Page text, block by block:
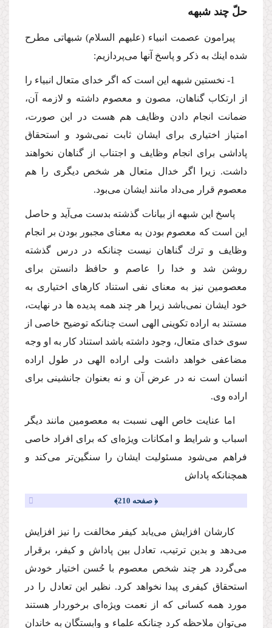
حلّ چند شبهه
پیرامون عصمت انبیاء (علیهم السلام) شبهاتى مطرح
شده اینك به ذكر و پاسخ آنها مى‌پردازیم:
1- نخستین شبهه این است كه اگر خداى متعال انبیاء را
از ارتكاب گناهان، مصون و معصوم داشته و لازمه آن،
ضمانت انجام دادن وظایف هم هست در این صورت،
امتیاز اختیارى براى ایشان ثابت نمى‌شود و استحقاق
پاداشى براى انجام وظایف و اجتناب از گناهان نخواهند
داشت. زیرا اگر خدال متعال هر شخص دیگرى را هم
معصوم قرار مى‌داد مانند ایشان مى‌بود.
پاسخ این شبهه از بیانات گذشته بدست مى‌آید و حاصل
این است كه معصوم بودن به معناى مجبور بودن بر انجام
وظایف و ترك گناهان نیست چنانكه در درس گذشته
روشن شد و خدا را عاصم و حافظ دانستن براى
معصومین نیز به معناى نفى استناد كارهاى اختیارى به
خود ایشان نمى‌باشد زیرا هر چند همه پدیده ها در نهایت،
مستند به اراده تكوینى الهى است چنانكه توضیح خاصى از
سوى خداى متعال، وجود داشته باشد استناد كار به او وجه
مضاعفى خواهد داشت ولى اراده الهى در طول اراده
انسان است نه در عرض آن و نه بعنوان جانشینى براى
اراده وى.
اما عنایت خاص الهى نسبت به معصومین مانند دیگر
اسباب و شرایط و امكانات ویژه‌اى كه براى افراد خاصى
فراهم مى‌شود مسئولیت ایشان را سنگین‌تر مى‌كند و
همچنانكه پاداش
﴿ صفحه 210﴾
كارشان افزایش مى‌یابد كیفر مخالفت را نیز افزایش
مى‌دهد و بدین ترتیب، تعادل بین پاداش و كیفر، برقرار
مى‌گردد هر چند شخص معصوم با حُسن اختیار خودش
استحقاق كیفرى پیدا نخواهد كرد. نظیر این تعادل را در
مورد همه كسانى كه از نعمت ویژه‌اى برخوردار هستند
مى‌توان ملاحظه كرد چنانكه علماء و وابستگان به خاندان